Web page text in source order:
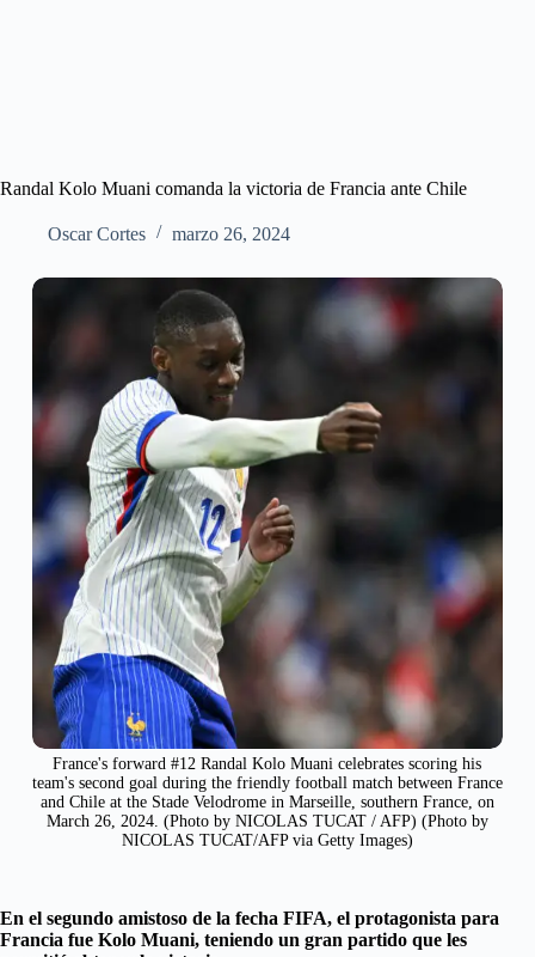
Randal Kolo Muani comanda la victoria de Francia ante Chile
Oscar Cortes marzo 26, 2024
France's forward #12 Randal Kolo Muani celebrates scoring his
team's second goal during the friendly football match between France
and Chile at the Stade Velodrome in Marseille, southern France, on
March 26, 2024. (Photo by NICOLAS TUCAT / AFP) (Photo by
NICOLAS TUCAT/AFP via Getty Images)
En el segundo amistoso de la fecha FIFA, el protagonista para
Francia fue Kolo Muani, teniendo un gran partido que les